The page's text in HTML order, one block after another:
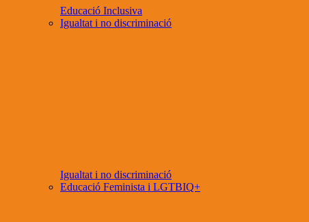
Educació Inclusiva
Igualtat i no discriminació
Igualtat i no discriminació
Educació Feminista i LGTBIQ+